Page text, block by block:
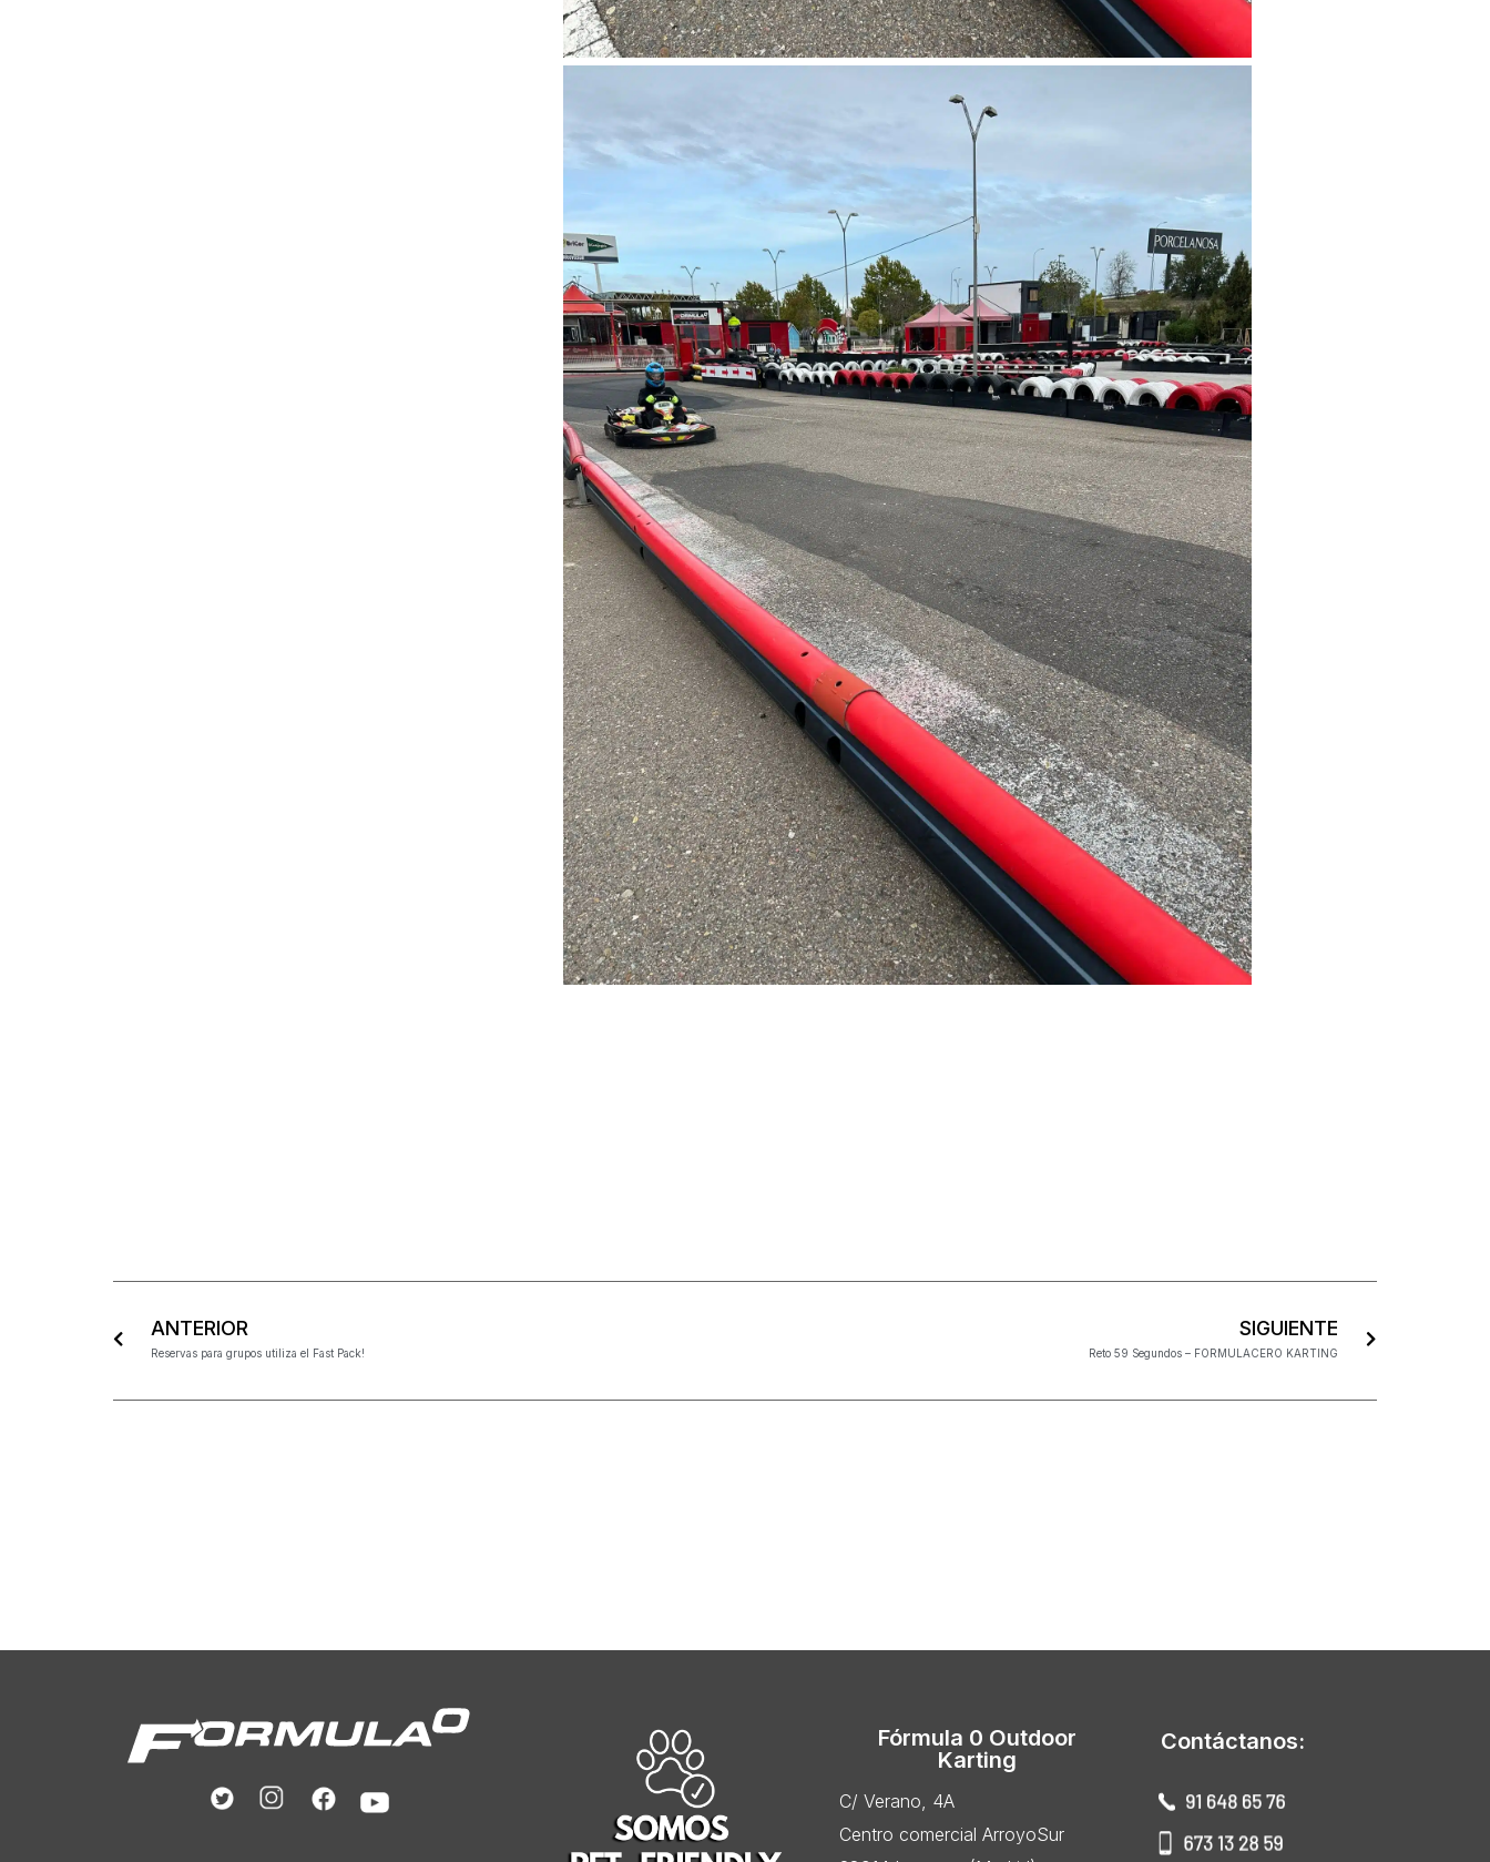
ANTERIOR
Reservas para grupos utiliza el Fast Pack!
SIGUIENTE
Reto 59 Segundos – FORMULACERO KARTING
Fórmula 0 Outdoor
Karting
C/ Verano, 4A
Centro comercial ArroyoSur
Contáctanos: